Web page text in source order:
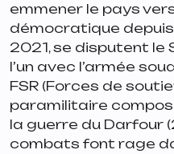
emmener le pays
démocratique depuis
2021, se disputent le
l’un avec l’armée
FSR (Forces de
paramilitaire
la guerre du Darfour
combats font rage